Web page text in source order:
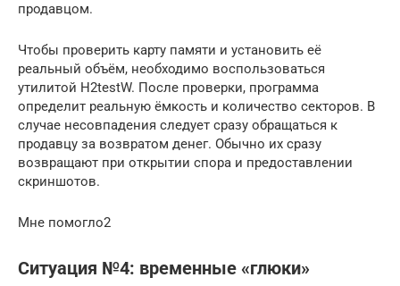
продавцом.
Чтобы проверить карту памяти и установить её
реальный объём, необходимо воспользоваться
утилитой H2testW. После проверки, программа
определит реальную ёмкость и количество секторов. В
случае несовпадения следует сразу обращаться к
продавцу за возвратом денег. Обычно их сразу
возвращают при открытии спора и предоставлении
скриншотов.
Мне помогло2
Ситуация №4: временные «глюки»